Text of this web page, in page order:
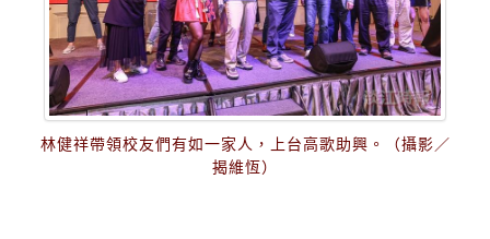
林健祥帶領校友們有如一家人，上台高歌助興。（攝影／
揭維恆）